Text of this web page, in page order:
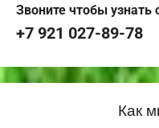
Звоните чтобы узнать
+7 921 027-89-78
Как